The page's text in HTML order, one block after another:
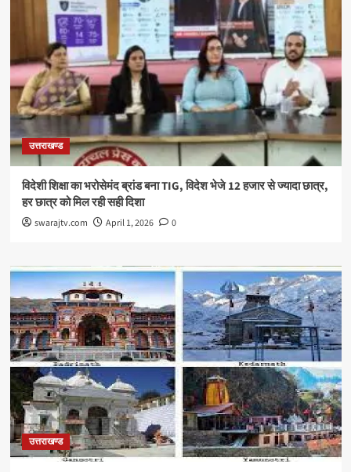
उत्तराखण्ड
विदेशी शिक्षा का भरोसेमंद ब्रांड बना TIG, विदेश भेजे 12 हजार से ज्यादा छात्र,
हर छात्र को मिल रही सही दिशा
swarajtv.com April 1, 2026 0
उत्तराखण्ड